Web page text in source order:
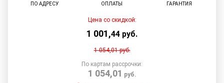
ПО АДРЕСУ
ОПЛАТЫ
ГАРАНТИЯ
Цена со скидкой:
1 001,44 руб.
1 054,01руб.
По картам рассрочки:
1 054,01 руб.